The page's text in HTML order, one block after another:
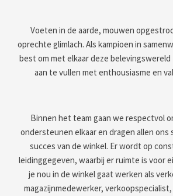
Voeten in de aarde, mouwen
oprechte glimlach. Als kampioen in
best om met elkaar deze
aan te vullen met enthousiasme en
Binnen het team gaan we respectvol
ondersteunen elkaar en dragen allen
succes van de winkel. Er wordt op
leidinggegeven, waarbij er ruimte is voor
je nou in de winkel gaat werken als
magazijnmedewerker,